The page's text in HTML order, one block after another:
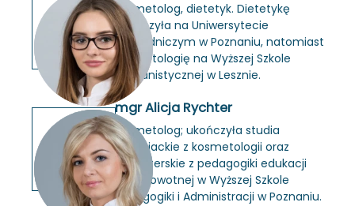
ko­sme­to­log, die­te­tyk. Die­te­ty­kę
ukoń­czy­ła na Uni­wer­sy­te­cie
Przy­rod­ni­czym w Po­zna­niu, na­to­miast
ko­sme­to­lo­gię na Wyż­szej Szko­le
Hu­ma­ni­stycz­nej w Lesz­nie.
mgr Alicja Rychter
ko­sme­to­log; ukoń­czy­ła stu­dia
li­cen­cjac­kie z ko­sme­to­lo­gii oraz
ma­gi­ster­skie z pe­da­go­gi­ki edu­ka­cji
proz­dro­wot­nej w Wyż­szej Szko­le
Pe­da­go­gi­ki i Ad­mi­ni­stra­cji w Po­zna­niu.